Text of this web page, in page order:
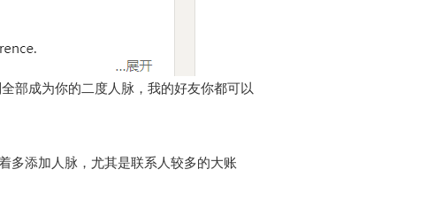
部成为你的二度人脉，我的好友你都可以
多添加人脉，尤其是联系人较多的大账